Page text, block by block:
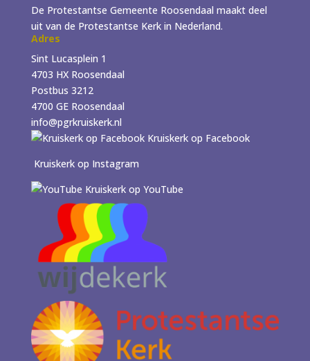
De Protestantse Gemeente Roosendaal maakt deel
uit van de Protestantse Kerk in Nederland.
Adres
Sint Lucasplein 1
4703 HX Roosendaal
Postbus 3212
4700 GE Roosendaal
info@pgrkruiskerk.nl
Kruiskerk op Facebook
Kruiskerk op Instagram
Kruiskerk op YouTube